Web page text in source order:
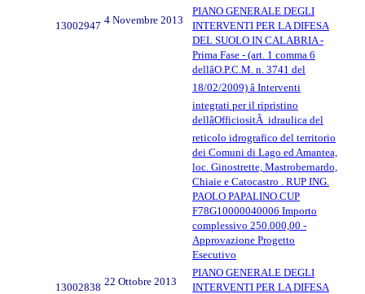
13002947 4 Novembre 2013
PIANO GENERALE DEGLI
INTERVENTI PER LA DIFESA
DEL SUOLO IN CALABRIA -
Prima Fase - (art. 1 comma 6
dellâO.P.C.M. n. 3741 del
18/02/2009) â Interventi
integrati per il ripristino
dellâOfficiositÃ idraulica del
reticolo idrografico del territorio
dei Comuni di Lago ed Amantea,
loc. Ginostrette, Mastrobernardo,
Chiaie e Catocastro . RUP ING.
PAOLO PAPALINO.CUP
F78G10000040006 Importo
complessivo 250.000,00 -
Approvazione Progetto
Esecutivo
13002838 22 Ottobre 2013
PIANO GENERALE DEGLI
INTERVENTI PER LA DIFESA